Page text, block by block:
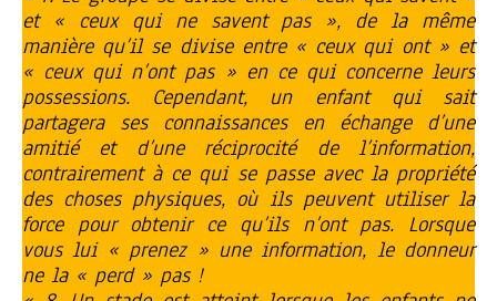
et « ceux qui ne savent pas », de la même
manière qu’il se divise entre « ceux qui ont » et
« ceux qui n’ont pas » en ce qui concerne leurs
possessions. Cependant, un enfant qui sait
partagera ses connaissances en échange d’une
amitié et d’une réciprocité de l’information,
contrairement à ce qui se passe avec la propriété
des choses physiques, où ils peuvent utiliser la
force pour obtenir ce qu’ils n’ont pas. Lorsque
vous lui « prenez » une information, le donneur
ne la « perd » pas !